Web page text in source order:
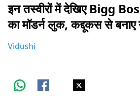
इन तस्वीरों में देखिए Bigg
का मॉडर्न लुक, कद्दूकस से
Vidushi